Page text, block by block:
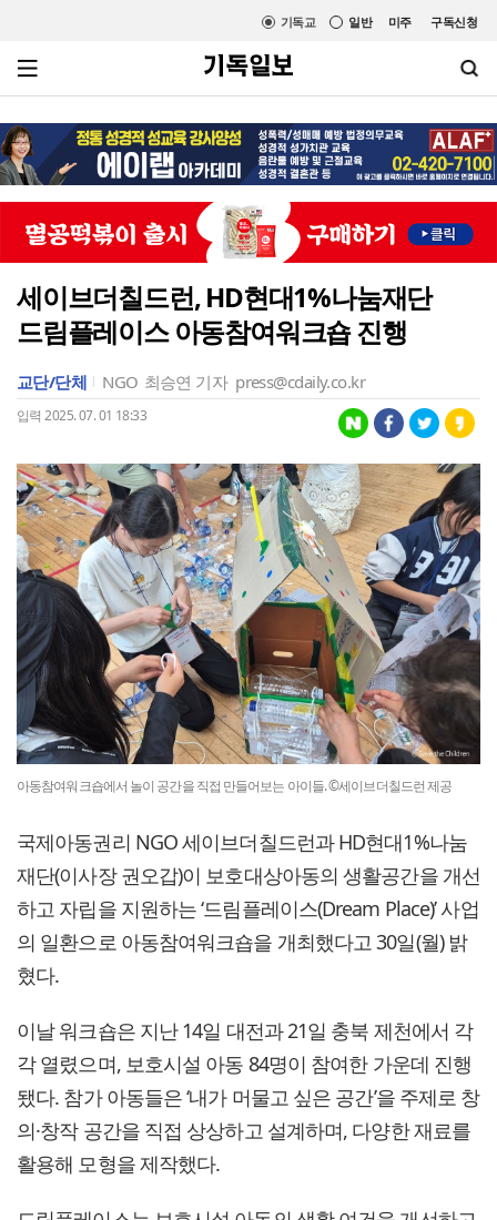
미주 구독신청
일반
기독교
세이브더칠드런, HD현대1%나눔재단
드림플레이스 아동참여워크숍 진행
교단/단체 NGO 최승연 기자 press@cdaily.co.kr
입력 2025. 07. 01 18:33
아동참여워크숍에서 놀이 공간을 직접 만들어보는 아이들. ©세이브더칠드런 제공
국제아동권리 NGO 세이브더칠드런과 HD현대1%나눔
재단(이사장 권오갑)이 보호대상아동의 생활공간을 개선
하고 자립을 지원하는 ‘드림플레이스(Dream Place)’ 사업
의 일환으로 아동참여워크숍을 개최했다고 30일(월) 밝
혔다.
이날 워크숍은 지난 14일 대전과 21일 충북 제천에서 각
각 열렸으며, 보호시설 아동 84명이 참여한 가운데 진행
됐다. 참가 아동들은 ‘내가 머물고 싶은 공간’을 주제로 창
의·창작 공간을 직접 상상하고 설계하며, 다양한 재료를
활용해 모형을 제작했다.